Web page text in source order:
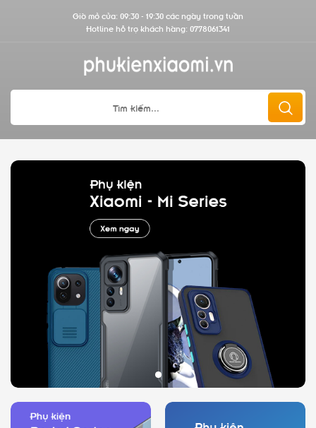
Giờ mở cửa: 09:30 - 19:30 các ngày trong tuần
Hotline hỗ trợ khách hàng: 0778061341